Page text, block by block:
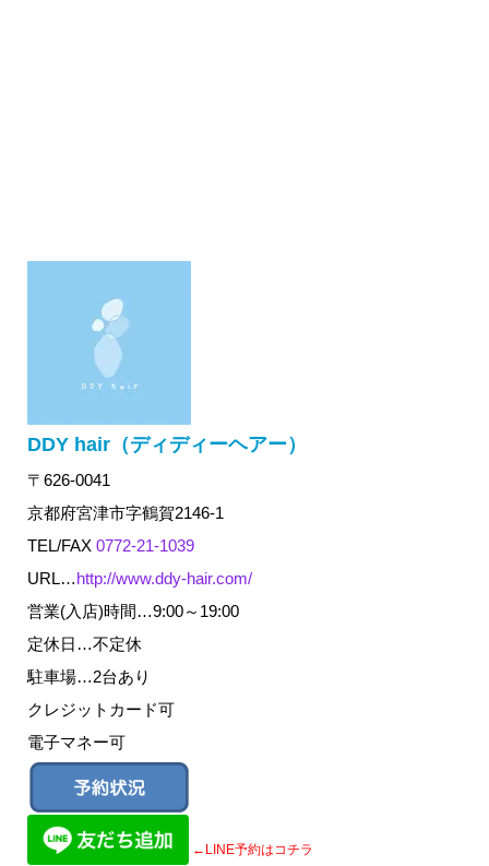
DDY hair（ディディーヘアー）
〒626-0041
京都府宮津市字鶴賀2146-1
TEL/FAX 0772-21-1039
URL…http://www.ddy-hair.com/
営業(入店)時間…9:00～19:00
定休日…不定休
駐車場…2台あり
クレジットカード可
電子マネー可
←LINE予約はコチラ